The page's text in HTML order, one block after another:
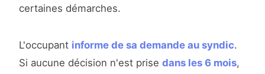
certaines démarches.
L'occupant informe de sa demande au syndic.
Si aucune décision n'est prise dans les 6 mois,